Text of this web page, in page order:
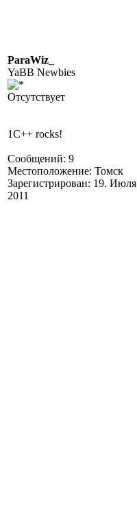
ParaWiz_
YaBB Newbies
Отсутствует
1C++ rocks!
Сообщений: 9
Местоположение: Томск
Зарегистрирован: 19. Июля
2011